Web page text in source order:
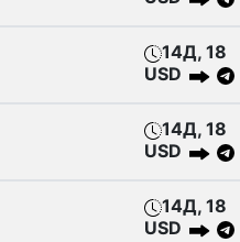
14Д, 18
USD
14Д, 18
USD
14Д, 18
USD